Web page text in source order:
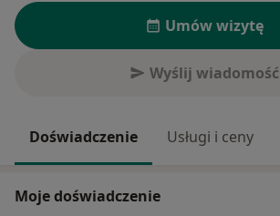
Umów wizytę
Wyślij wiadomość
Doświadczenie Usługi i ceny
Moje doświadczenie